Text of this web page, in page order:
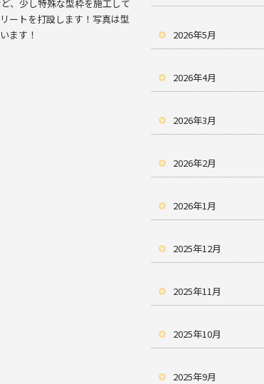
、少し特殊な型枠を施工して
ートを打設します！写真は型
ます！
2026年5月
2026年4月
2026年3月
2026年2月
2026年1月
2025年12月
2025年11月
2025年10月
2025年9月